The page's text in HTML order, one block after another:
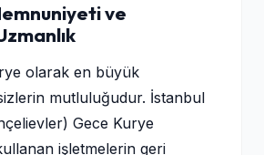
ve
olarak en büyük
mutluluğudur. İstanbul
Gece Kurye
işletmelerin geri